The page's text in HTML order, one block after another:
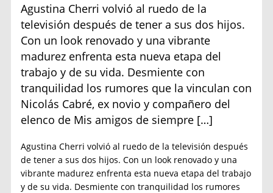
Agustina Cherri volvió al ruedo de la
televisión después de tener a sus dos hijos.
Con un look renovado y una vibrante
madurez enfrenta esta nueva etapa del
trabajo y de su vida. Desmiente con
tranquilidad los rumores que la vinculan con
Nicolás Cabré, ex novio y compañero del
elenco de Mis amigos de siempre […]
Agustina Cherri volvió al ruedo de la televisión después
de tener a sus dos hijos. Con un look renovado y una
vibrante madurez enfrenta esta nueva etapa del trabajo
y de su vida. Desmiente con tranquilidad los rumores